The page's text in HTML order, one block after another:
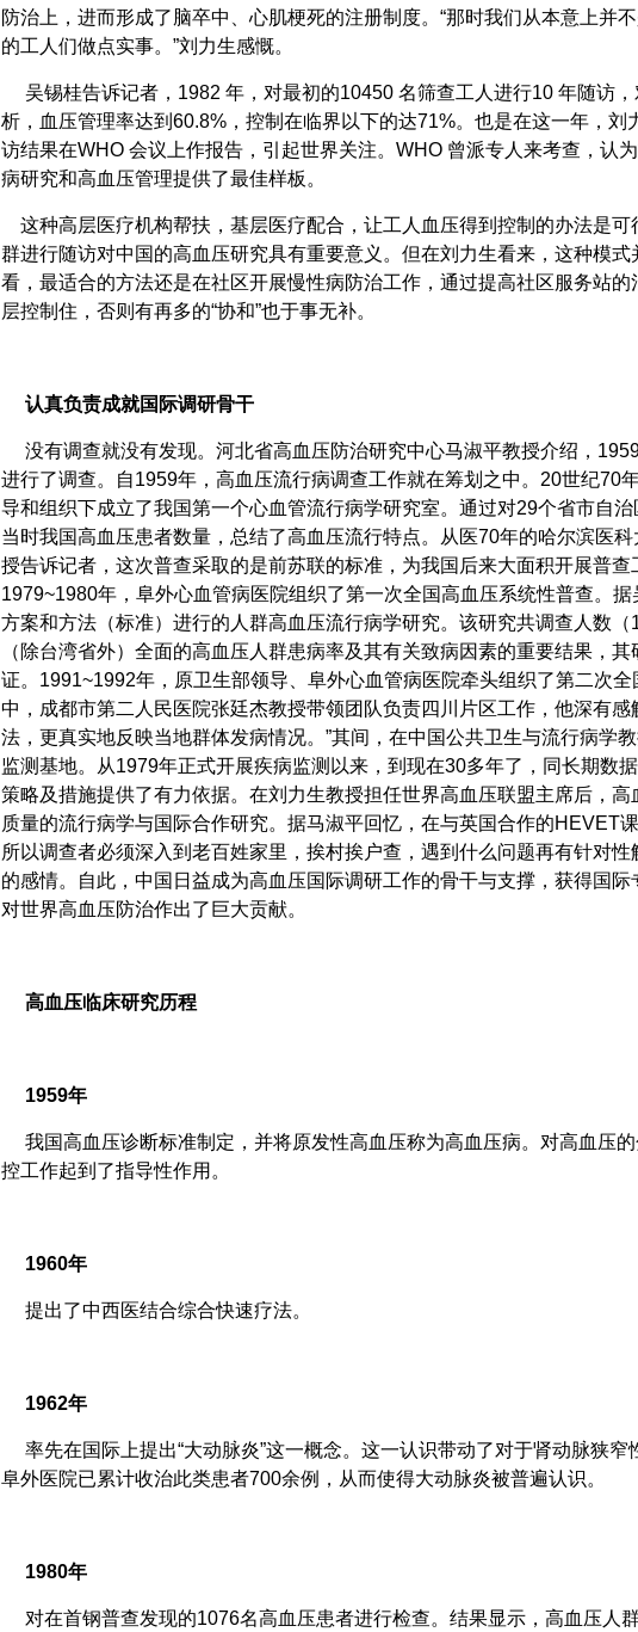
防治上，进而形成了脑卒中、心肌梗死的注册制度。“那时我们从本意上并
的工人们做点实事。”刘力生感慨。
吴锡桂告诉记者，1982 年，对最初的10450 名筛查工人进行10 年随访
析，血压管理率达到60.8%，控制在临界以下的达71%。也是在这一年，
访结果在WHO 会议上作报告，引起世界关注。WHO 曾派专人来考查，认
病研究和高血压管理提供了最佳样板。
这种高层医疗机构帮扶，基层医疗配合，让工人血压得到控制的办法是可
群进行随访对中国的高血压研究具有重要意义。但在刘力生看来，这种模
看，最适合的方法还是在社区开展慢性病防治工作，通过提高社区服务站
层控制住，否则有再多的“协和”也于事无补。
认真负责成就国际调研骨干
没有调查就没有发现。河北省高血压防治研究中心马淑平教授介绍，
进行了调查。自1959年，高血压流行病调查工作就在筹划之中。20世纪70
导和组织下成立了我国第一个心血管流行病学研究室。通过对29个省市自
当时我国高血压患者数量，总结了高血压流行特点。从医70年的哈尔滨医
授告诉记者，这次普查采取的是前苏联的标准，为我国后来大面积开展普查
1979~1980年，阜外心血管病医院组织了第一次全国高血压系统性普查。
方案和方法（标准）进行的人群高血压流行病学研究。该研究共调查人数
（除台湾省外）全面的高血压人群患病率及其有关致病因素的重要结果，
证。1991~1992年，原卫生部领导、阜外心血管病医院牵头组织了第二次
中，成都市第二人民医院张廷杰教授带领团队负责四川片区工作，他深有
法，更真实地反映当地群体发病情况。”其间，在中国公共卫生与流行病学
监测基地。从1979年正式开展疾病监测以来，到现在30多年了，同长期数
策略及措施提供了有力依据。在刘力生教授担任世界高血压联盟主席后，
质量的流行病学与国际合作研究。据马淑平回忆，在与英国合作的HEVET
所以调查者必须深入到老百姓家里，挨村挨户查，遇到什么问题再有针对
的感情。自此，中国日益成为高血压国际调研工作的骨干与支撑，获得国
对世界高血压防治作出了巨大贡献。
高血压临床研究历程
1959年
我国高血压诊断标准制定，并将原发性高血压称为高血压病。对高血压
控工作起到了指导性作用。
1960年
提出了中西医结合综合快速疗法。
1962年
率先在国际上提出“大动脉炎”这一概念。这一认识带动了对于肾动脉狭
阜外医院已累计收治此类患者700余例，从而使得大动脉炎被普遍认识。
1980年
对在首钢普查发现的1076名高血压患者进行检查。结果显示，高血压人